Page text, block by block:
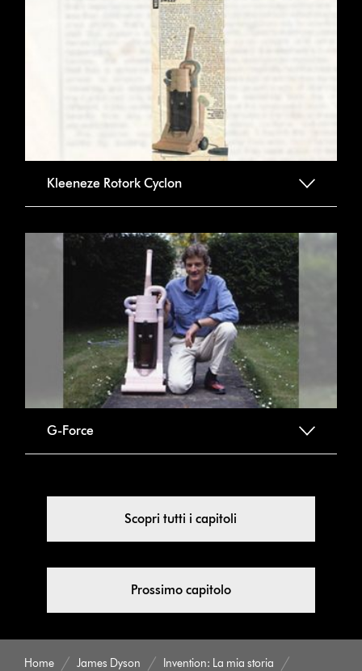
Kleeneze Rotork Cyclon
G-Force
Scopri tutti i capitoli
Prossimo capitolo
Home James Dyson Invention: La mia storia